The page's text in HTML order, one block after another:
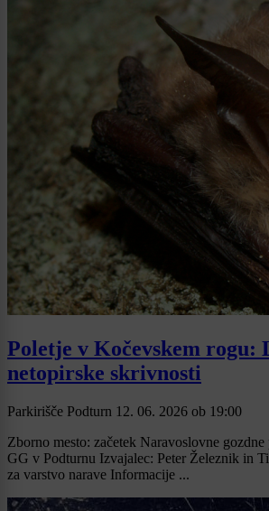
Poletje v Kočevskem rogu:
netopirske skrivnosti
Parkirišče Podturn 12. 06. 2026 ob 19:00
Zborno mesto: začetek Naravoslovne
GG v Podturnu Izvajalec: Peter Železnik in
za varstvo narave Informacije ...